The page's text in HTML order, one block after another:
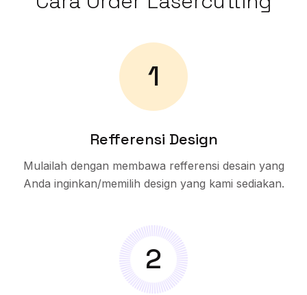
1
Refferensi Design
Mulailah dengan membawa refferensi desain yang
Anda inginkan/memilih design yang kami sediakan.
2